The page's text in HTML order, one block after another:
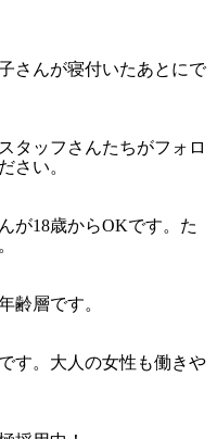
さんが寝付いたあとにで
タッフさんたちがフォロ
さい。
が18歳からOKです。た
齢層です。
す。大人の女性も働きや